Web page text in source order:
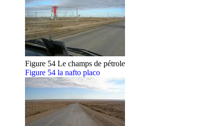
Figure 54 Le champs de pétrole
Figure 54 la nafto placo